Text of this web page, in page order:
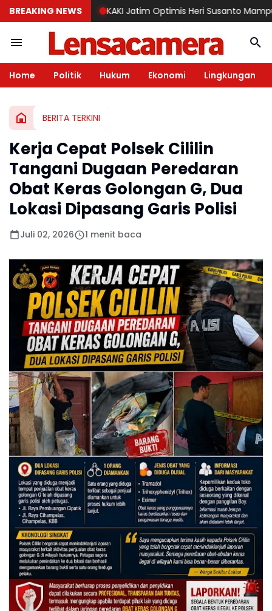
BREAKING NEWSKAKI Jatim Optimis Heri Susanto Mampu
Home Politik Hukum Ekonomi Lingkungan
BERITA TERKINI
Kerja Cepat Polsek Cililin
Tangani Dugaan Peredaran
Obat Keras Golongan G, Dua
Lokasi Dipasang Garis Polisi
Juli 02, 2026 1 menit baca